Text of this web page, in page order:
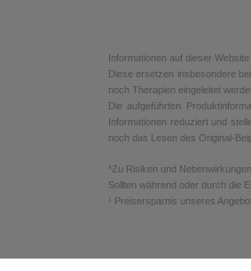
Informationen auf dieser
Diese ersetzen insbesondere
noch Therapien eingeleitet
Die aufgeführten
Informationen reduziert und
noch das Lesen des Original-
*Zu Risiken und
Sollten während oder durch die
¹ Preisersparnis unseres